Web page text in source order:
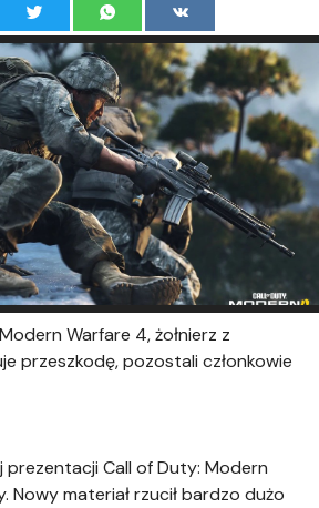
Warfare 4, żołnierz z
przeszkodę, pozostali członkowie
Call of Duty: Modern
Nowy materiał rzucił bardzo dużo